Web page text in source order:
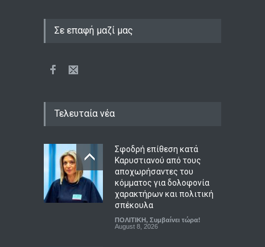
Σε επαφή μαζί μας
Τελευταία νέα
Σφοδρή επίθεση κατά
Καρυστιανού από τους
αποχωρήσαντες του
κόμματος για δολοφονία
χαρακτήρων και πολιτική
σπέκουλα
ΠΟΛΙΤΙΚΗ, Συμβαίνει τώρα!
August 8, 2026